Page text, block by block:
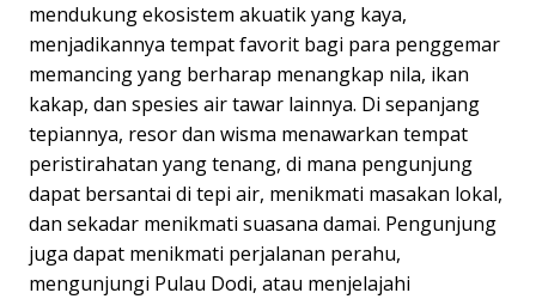
mendukung ekosistem akuatik yang kaya,
menjadikannya tempat favorit bagi para penggemar
memancing yang berharap menangkap nila, ikan
kakap, dan spesies air tawar lainnya. Di sepanjang
tepiannya, resor dan wisma menawarkan tempat
peristirahatan yang tenang, di mana pengunjung
dapat bersantai di tepi air, menikmati masakan lokal,
dan sekadar menikmati suasana damai. Pengunjung
juga dapat menikmati perjalanan perahu,
mengunjungi Pulau Dodi, atau menjelajahi